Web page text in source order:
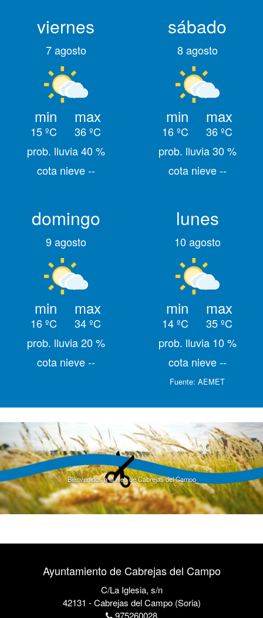
viernes
7 agosto
min
15 ºC
max
36 ºC
prob. lluvia 40 %
cota nieve --
sábado
8 agosto
min
16 ºC
max
36 ºC
prob. lluvia 30 %
cota nieve --
domingo
9 agosto
min
16 ºC
max
34 ºC
prob. lluvia 20 %
cota nieve --
lunes
10 agosto
min
14 ºC
max
35 ºC
prob. lluvia 10 %
cota nieve --
Fuente: AEMET
Bienvenidos a la web de Cabrejas del Campo
Ayuntamiento de Cabrejas del Campo
C/La Iglesia, s/n
42131 - Cabrejas del Campo (Soria)
975260028